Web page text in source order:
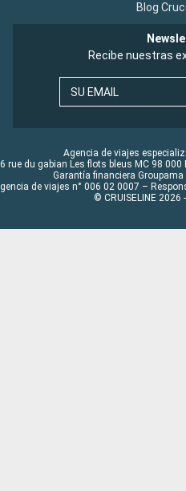
Blog
Recibe nuestras
SU EMAIL
Agencia de viajes
rue du gabian Les flots bleus MC 98
Garantía financiera
de viajes n° 006 02 0007 –
© CRUISELINE 2026